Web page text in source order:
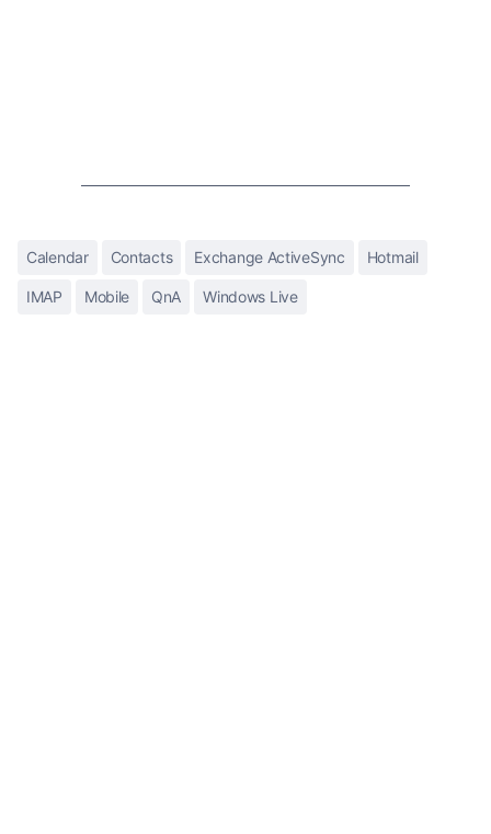
Calendar Contacts Exchange ActiveSync Hotmail
IMAP Mobile QnA Windows Live